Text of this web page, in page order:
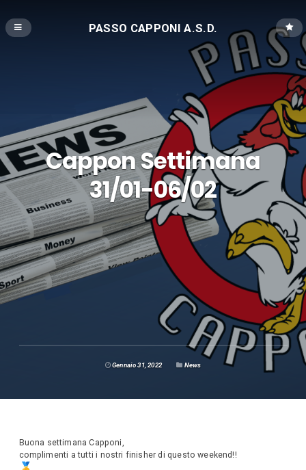
PASSO CAPPONI A.S.D.
Cappon Settimana
31/01-06/02
Gennaio 31, 2022 News
Buona settimana Capponi,
complimenti a tutti i nostri finisher di questo weekend!!